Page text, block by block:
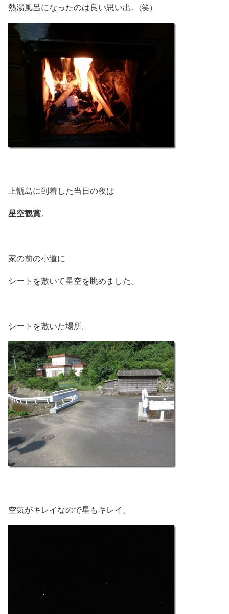
熱湯風呂になったのは良い思い出。(笑)
上甑島に到着した当日の夜は
星空観賞。
家の前の小道に
シートを敷いて星空を眺めました。
シートを敷いた場所。
空気がキレイなので星もキレイ。